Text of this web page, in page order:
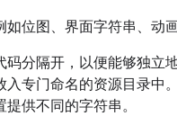
位图、界面字符串、动画
分隔开，以便能够独立
专门命名的资源目录中
供不同的字符串。